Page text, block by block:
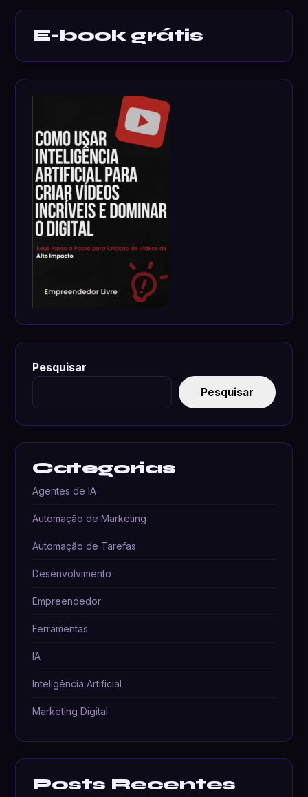
E-book grátis
Pesquisar
Pesquisar
Categorias
Agentes de IA
Automação de Marketing
Automação de Tarefas
Desenvolvimento
Empreendedor
Ferramentas
IA
Inteligência Artificial
Marketing Digital
Posts Recentes